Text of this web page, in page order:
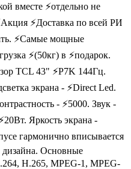
вместе ⚡отдельно не
⚡Доставка по всей РИ
⚡Самые мощные
⚡(50кг) в ⚡подарок.
TCL 43" ⚡P7K 144Гц.
экрана - ⚡Direct Led.
- ⚡5000. Звук -
Яркость экрана -
гармонично вписывается
дизайна. Основные
H.265, MPEG-1, MPEG-